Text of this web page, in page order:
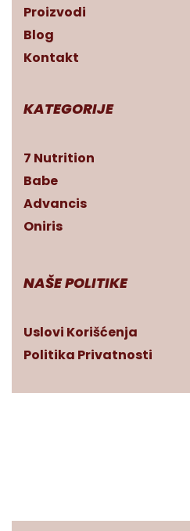
Proizvodi
Blog
Kontakt
KATEGORIJE
7 Nutrition
Babe
Advancis
Oniris
NAŠE POLITIKE
Uslovi Korišćenja
Politika Privatnosti